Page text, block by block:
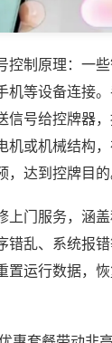
控制原理：一
机等设备连接
信号给控牌器
机或机械结构
达到控牌目的
上门服务，涵
错乱、系统报
置运行数据，